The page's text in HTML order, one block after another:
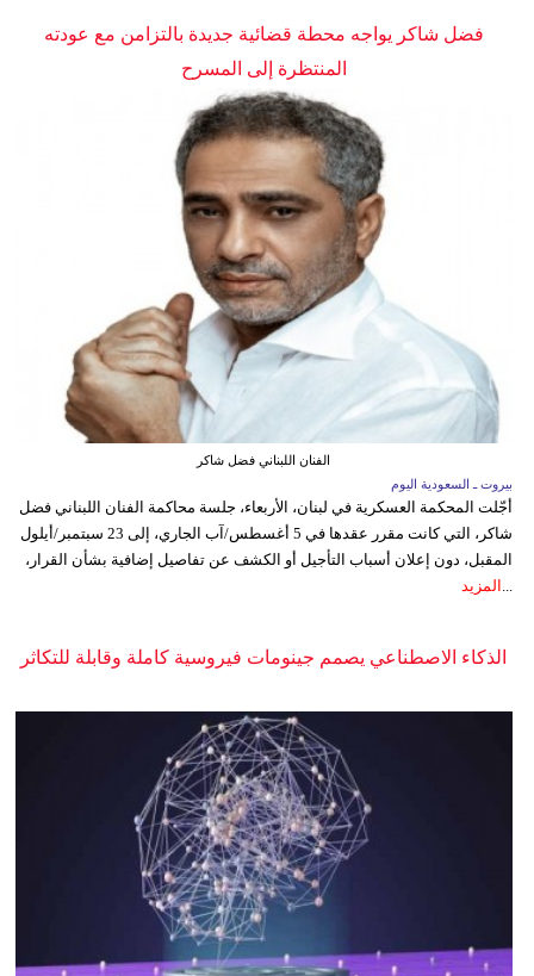
فضل شاكر يواجه محطة قضائية جديدة بالتزامن مع عودته
المنتظرة إلى المسرح
الفنان اللبناني فضل شاكر
بيروت ـ السعودية اليوم
أجّلت المحكمة العسكرية في لبنان، الأربعاء، جلسة محاكمة الفنان اللبناني فضل
شاكر، التي كانت مقرر عقدها في 5 أغسطس/آب الجاري، إلى 23 سبتمبر/أيلول
المقبل، دون إعلان أسباب التأجيل أو الكشف عن تفاصيل إضافية بشأن القرار،
المزيد
الذكاء الاصطناعي يصمم جينومات فيروسية كاملة وقابلة للتكاثر